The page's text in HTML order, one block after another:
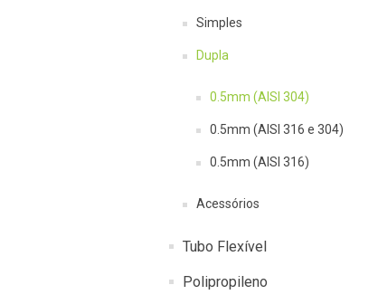
Simples
Dupla
0.5mm (AISI 304)
0.5mm (AISI 316 e 304)
0.5mm (AISI 316)
Acessórios
Tubo Flexível
Polipropileno